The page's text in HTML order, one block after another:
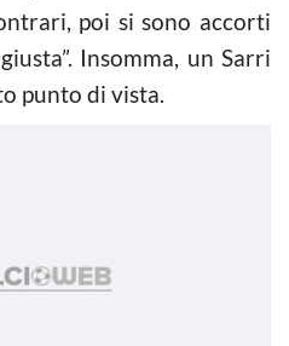
poi si sono accorti
Insomma, un Sarri
punto di vista.